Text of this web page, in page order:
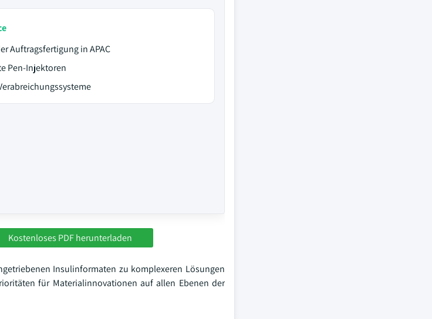
Auftragsfertigung in APAC
Pen-Injektoren
Kostenloses PDF herunterladen
Insulinformaten zu komplexeren Lösungen
für Materialinnovationen auf allen Ebenen der